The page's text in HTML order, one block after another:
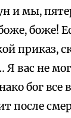
и мы,
боже!
приказ,
Я вас не
бог все
после